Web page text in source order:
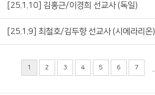
[25.1.10] 김홍근/이경희 선교사 (독일)
[25.1.9] 최철호/김두향 선교사 (시에라리온)
1 2 3 4 5 6 7